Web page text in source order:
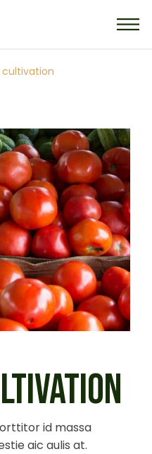
id massa
aic aulis at.